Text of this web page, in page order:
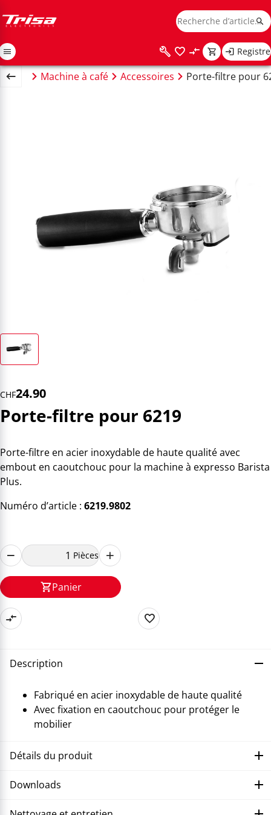
Registre
Machine à café Accessoires Porte-filtre pour
CHF24.90
Porte-filtre pour 6219
Porte-filtre en acier inoxydable de haute qualité avec
embout en caoutchouc pour la machine à expresso Barista
Plus.
Numéro d’article : 6219.9802
Pièces
Panier
Description
Fabriqué en acier inoxydable de haute qualité
Avec fixation en caoutchouc pour protéger le
mobilier
Détails du produit
Downloads